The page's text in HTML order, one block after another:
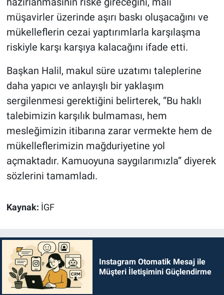
müşavirler üzerinde aşırı baskı oluşacağını ve
mükelleflerin cezai yaptırımlarla karşılaşma
riskiyle karşı karşıya kalacağını ifade etti.
Başkan Halil, makul süre uzatımı taleplerine
daha yapıcı ve anlayışlı bir yaklaşım
sergilenmesi gerektiğini belirterek, “Bu haklı
talebimizin karşılık bulmaması, hem
mesleğimizin itibarına zarar vermekte hem de
mükelleflerimizin mağduriyetine yol
açmaktadır. Kamuoyuna saygılarımızla” diyerek
sözlerini tamamladı.
Kaynak: İGF
Instagram Otomatik Mesaj ile
Müşteri İletişimini Güçlendirme